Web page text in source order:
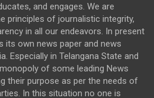
and engages. We are
principles of journalistic integrity,
in all our endeavors. In present
its own news paper and news
Especially in Telangana State and
of some leading News
their purpose as per the needs of
In this situation no one is